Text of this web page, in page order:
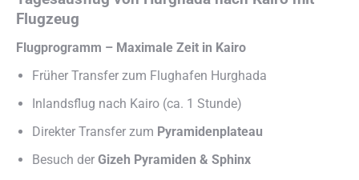
Flugzeug
Flugprogramm – Maximale Zeit in Kairo
Früher Transfer zum Flughafen Hurghada
Inlandsflug nach Kairo (ca. 1 Stunde)
Direkter Transfer zum Pyramidenplateau
Besuch der Gizeh Pyramiden & Sphinx